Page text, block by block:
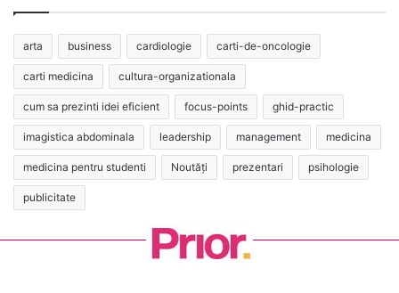
arta business cardiologie carti-de-oncologie
carti medicina cultura-organizationala
cum sa prezinti idei eficient focus-points ghid-practic
imagistica abdominala leadership management medicina
medicina pentru studenti Noutăți prezentari psihologie
publicitate